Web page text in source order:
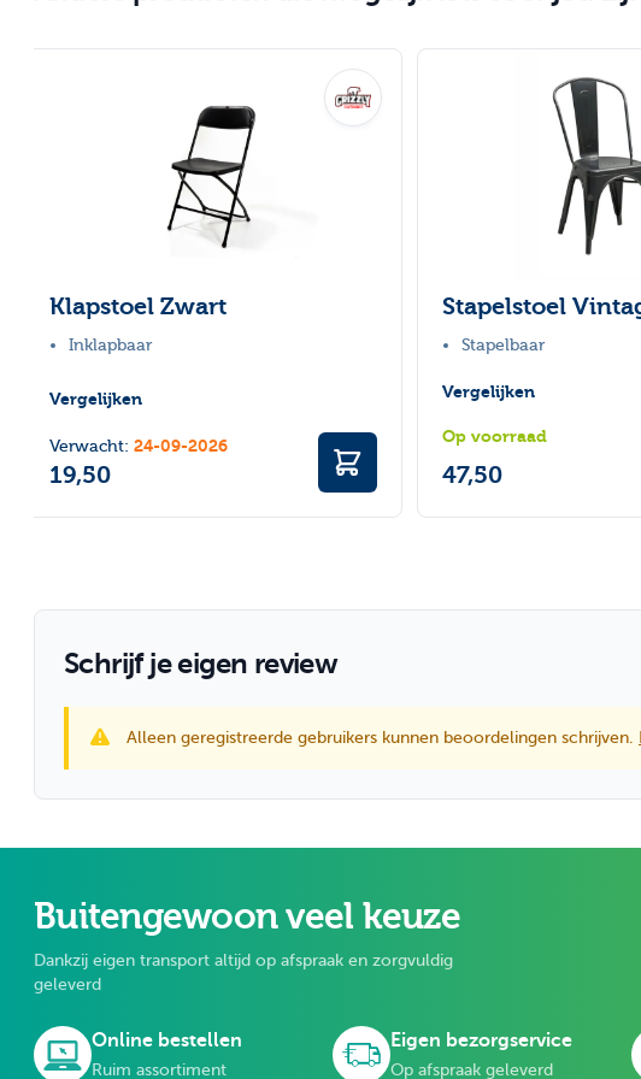
Navigeren door de elementen van de carrousel is mogelijk met de
Druk om carrousel over te slaan
Klapstoel Zwart
Inklapbaar
Vergelijken
Verwacht: 24-09-2026
19,50
Stapelstoel
Stapelbaar
Vergelijken
Op voorraad
47,50
Schrijf je eigen review
Alleen geregistreerde gebruikers kunnen beoordelingen schrijven.
Buitengewoon veel keuze
Dankzij eigen transport altijd op afspraak en zorgvuldig
geleverd
Online bestellen
Ruim assortiment
Eigen bezorgservice
Op afspraak geleverd